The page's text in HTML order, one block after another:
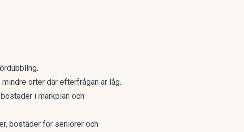
orter där efterfrågan är låg.
i markplan och
bostäder för seniorer och